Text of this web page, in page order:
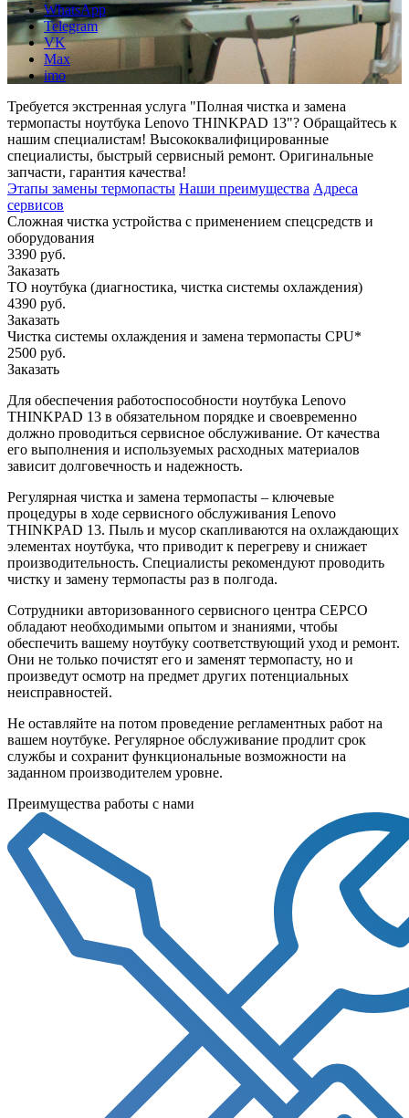
WhatsApp
Telegram
VK
Max
imo
Требуется экстренная услуга "Полная чистка и замена
термопасты ноутбука Lenovo THINKPAD 13"? Обращайтесь к
нашим специалистам! Высококвалифицированные
специалисты, быстрый сервисный ремонт. Оригинальные
запчасти, гарантия качества!
Этапы замены термопасты Наши преимущества Адреса
сервисов
Сложная чистка устройства с применением спецсредств и
оборудования
3390 руб.
Заказать
ТО ноутбука (диагностика, чистка системы охлаждения)
4390 руб.
Заказать
Чистка системы охлаждения и замена термопасты CPU*
2500 руб.
Заказать
Для обеспечения работоспособности ноутбука Lenovo
THINKPAD 13 в обязательном порядке и своевременно
должно проводиться сервисное обслуживание. От качества
его выполнения и используемых расходных материалов
зависит долговечность и надежность.
Регулярная чистка и замена термопасты – ключевые
процедуры в ходе сервисного обслуживания Lenovo
THINKPAD 13. Пыль и мусор скапливаются на охлаждающих
элементах ноутбука, что приводит к перегреву и снижает
производительность. Специалисты рекомендуют проводить
чистку и замену термопасты раз в полгода.
Сотрудники авторизованного сервисного центра СЕРСО
обладают необходимыми опытом и знаниями, чтобы
обеспечить вашему ноутбуку соответствующий уход и ремонт.
Они не только почистят его и заменят термопасту, но и
произведут осмотр на предмет других потенциальных
неисправностей.
Не оставляйте на потом проведение регламентных работ на
вашем ноутбуке. Регулярное обслуживание продлит срок
службы и сохранит функциональные возможности на
заданном производителем уровне.
Преимущества работы с нами